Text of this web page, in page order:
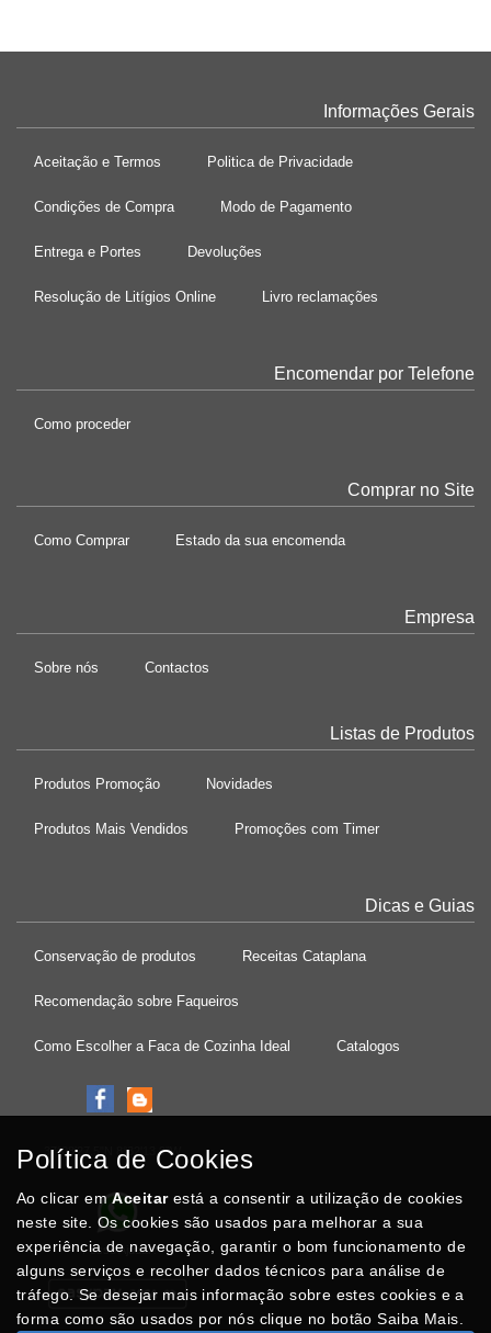
Informações Gerais
Aceitação e Termos Politica de Privacidade
Condições de Compra Modo de Pagamento
Entrega e Portes Devoluções
Resolução de Litígios Online Livro reclamações
Encomendar por Telefone
Como proceder
Comprar no Site
Como Comprar Estado da sua encomenda
Empresa
Sobre nós Contactos
Listas de Produtos
Produtos Promoção Novidades
Produtos Mais Vendidos Promoções com Timer
Dicas e Guias
Conservação de produtos Receitas Cataplana
Recomendação sobre Faqueiros
Como Escolher a Faca de Cozinha Ideal Catalogos
37°08'27.5"N 8°32'13.9"W
Posso Ajudar?
Política de Cookies
Ao clicar emAceitarestá a consentir a utilização de cookies
neste site. Os cookies são usados para melhorar a sua
experiência de navegação, garantir o bom funcionamento de
alguns serviços e recolher dados técnicos para análise de
tráfego. Se desejar mais informação sobre estes cookies e a
forma como são usados por nós clique no botão Saiba Mais.